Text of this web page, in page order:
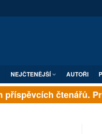
NEJČTENĚJŠÍ AUTOŘI
čtenářů.